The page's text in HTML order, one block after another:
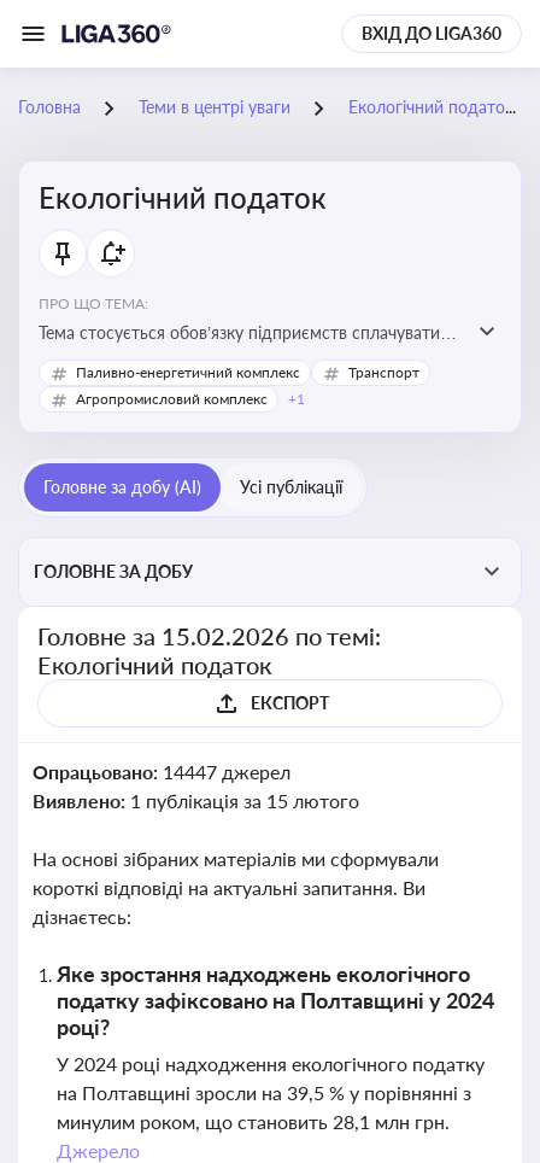
ВХІД ДО LIGA360
Головна Теми в центрі уваги Екологічний податок
Екологічний податок
ПРО ЩО ТЕМА:
Тема стосується обов’язку підприємств сплачувати
екологічний податок за забруднення довкілля. Вона
важлива для екологічного контролю бізнесу,
Паливно-енергетичний комплекс
Транспорт
Агропромисловий комплекс
+1
Головне за добу (AI) Усі публікації
ГОЛОВНЕ ЗА ДОБУ
Головне за 15.02.2026 по темі:
Екологічний податок
ЕКСПОРТ
Опрацьовано: 14447 джерел
Виявлено: 1 публікація за 15 лютого
На основі зібраних матеріалів ми сформували
короткі відповіді на актуальні запитання. Ви
дізнаєтесь:
Яке зростання надходжень екологічного
податку зафіксовано на Полтавщині у 2024
році?
У 2024 році надходження екологічного податку
на Полтавщині зросли на 39,5 % у порівнянні з
минулим роком, що становить 28,1 млн грн.
Джерело